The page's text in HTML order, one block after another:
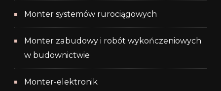
Monter systemów rurociągowych
Monter zabudowy i robót wykończeniowych
w budownictwie
Monter-elektronik